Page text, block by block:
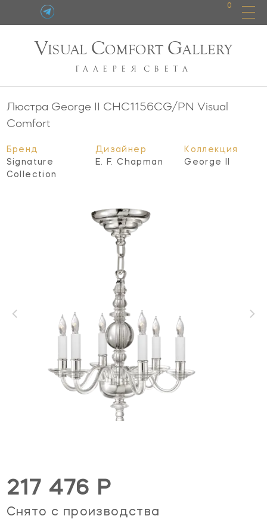
0
VISUAL COMFORT GALLERY
ГАЛЕРЕЯ СВЕТА
Люстра George II CHC1156CG/PN Visual
Comfort
Бренд
Signature
Collection
Дизайнер
E. F. Chapman
Коллекция
George II
217 476 Р
Снято с производства